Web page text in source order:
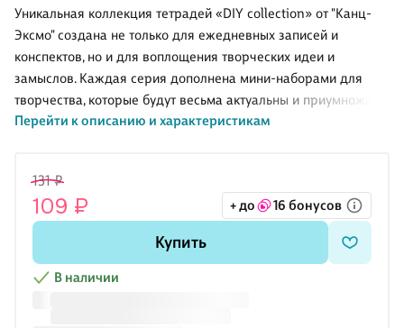
Уникальная коллекция тетрадей «DIY collection» от "Канц-
Эксмо" создана не только для ежедневных записей и
конспектов, но и для воплощения творческих идеи и
замыслов. Каждая серия дополнена мини-наборами для
творчества, которые будут весьма актуальны и приумножат
позитивное настроение в течении всего года. На обороте
подарков, декоративных подставок. Дизайн на обложке
дополнен эффектной пленкой "серебро", что придает
холодный металлический блеск всей иллюстрации. Формат:
А5. Листаж: 48 листов. Линовка: клетка с полями. Крепление:
скрепка
Перейти к описанию и характеристикам
ассортименте,
серия» в
ассортименте,
24 листа
серия» в
18 листов
ассортименте,
131 ₽
109 ₽ + до 16 бонусов
Купить
В наличии